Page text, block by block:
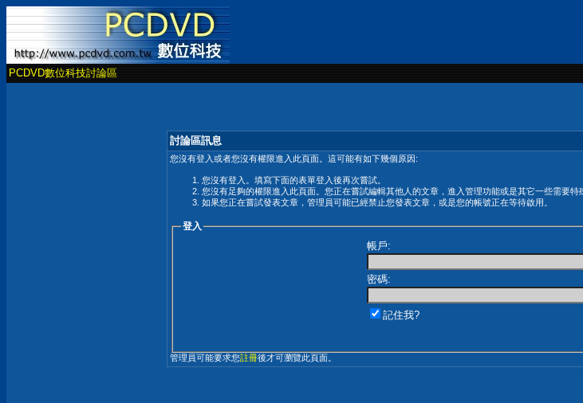
PCDVD數位科技討論區
討論區訊息
您沒有登入或者您沒有權限進入此頁面。這可能有如下幾個原因:
您沒有登入。填寫下面的表單登入後再次嘗試。
您沒有足夠的權限進入此頁面。您正在嘗試編輯其他人的文章，進入管理功能或是其它一些需要特
如果您正在嘗試發表文章，管理員可能已經禁止您發表文章，或是您的帳號正在等待啟用。
登入
帳戶:
密碼:
記住我?
管理員可能要求您註冊後才可瀏覽此頁面。